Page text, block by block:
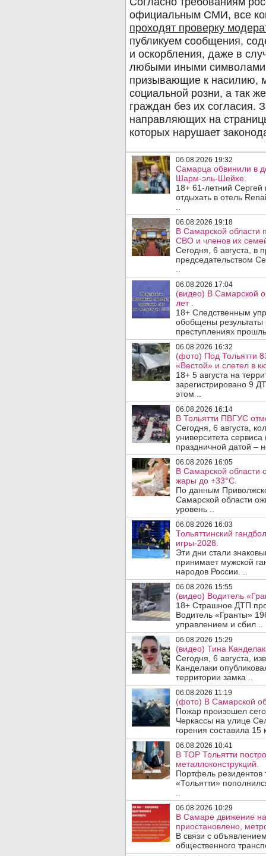
06.08.2026 19:32
Самарца обвинили в
Шарм-эль-Шейхе.
18+ 61-летний
отдыхать в отель
06.08.2026 19:18
В Самарской области
СВО и членов их
Сегодня, 6 августа, в
председательством
06.08.2026 17:04
(видео) В Самарской
лет .
18+ Следственным
обобщены результаты
преступлениях
06.08.2026 16:32
(фото) Под Тольятти
«Вестой» и слетел в
18+ 5 августа на
зарегистрировано 9
этом ..
06.08.2026 16:14
В Тольятти ПВГУС
Сегодня, 6 августа,
университета
праздничной датой –
06.08.2026 16:05
В Самарской области
жары до +33°C.
По данным
Самарской области
уровень ..
06.08.2026 16:03
Тольяттинский
игры-2028.
Эти дни стали
принимает мужской
народов России. ..
06.08.2026 15:55
(видео) Водитель
18+ Страшное ДТП
Водитель «Гранты»
управлением и сбил ..
06.08.2026 15:29
(видео) Тина
Сегодня, 6 августа,
Канделаки
территории замка ..
06.08.2026 11:19
(фото) В Самарской
Пожар произошел
Черкассы на улице
горения составила 15
06.08.2026 10:41
В ТОР Тольятти
металлоконструкций.
Портфель
«Тольятти»
06.08.2026 10:29
В Самаре движение
приостановлено,
В связи с
общественного